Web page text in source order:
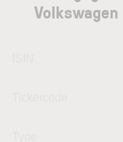
Volkswagen